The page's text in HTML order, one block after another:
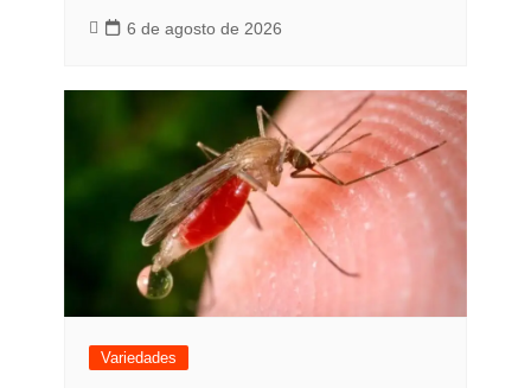
6 de agosto de 2026
Variedades